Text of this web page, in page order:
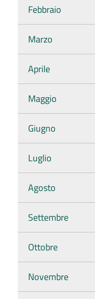
Febbraio
Marzo
Aprile
Maggio
Giugno
Luglio
Agosto
Settembre
Ottobre
Novembre